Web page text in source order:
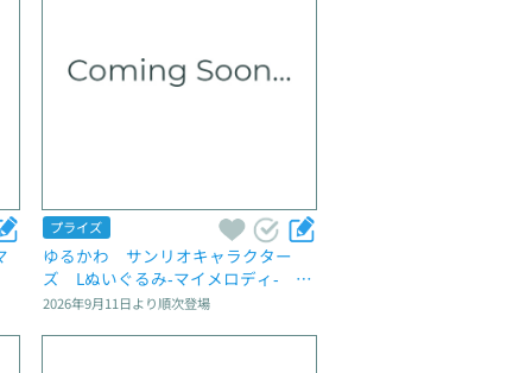
プライズ
ゆるかわ　サンリオキャラクター
ズ　Lぬいぐるみ‐マイメロディ‐　Lu
na et Sol
2026年9月11日より順次登場